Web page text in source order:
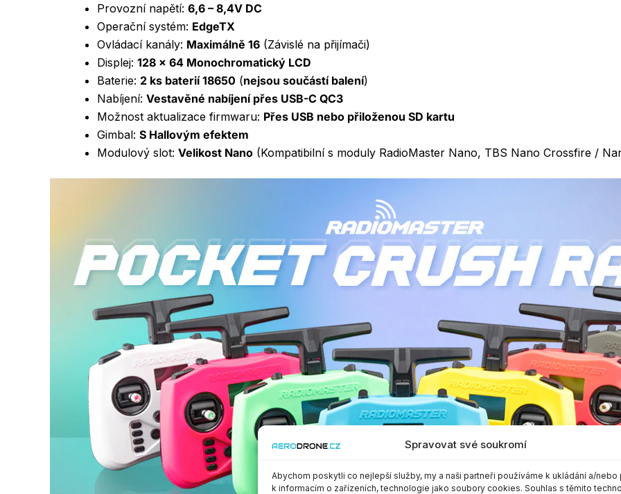
Spravovat své soukromí
Abychom poskytli co nejlepší služby, my a naši partneři používáme k ukládání a/nebo
k informacím o zařízeních, technologie jako soubory cookies. Souhlas s těmito
Provozní napětí: 6,6 – 8,4V DC
Operační systém: EdgeTX
Ovládací kanály: Maximálně 16 (Závislé na přijímači)
Displej: 128 x 64 Monochromatický LCD
Baterie: 2 ks baterií 18650 (nejsou součástí balení)
Nabíjení: Vestavěné nabíjení přes USB-C QC3
Možnost aktualizace firmwaru: Přes USB nebo přiloženou SD kartu
Gimbal: S Hallovým efektem
Modulový slot: Velikost Nano (Kompatibilní s moduly RadioMaster Nano, TBS Nano Crossfire /